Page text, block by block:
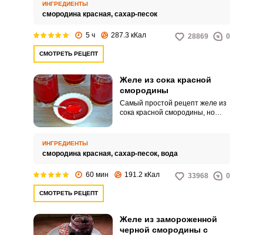
манипуляций не потребуется.
ИНГРЕДИЕНТЫ
смородина красная, сахар-песок
5 ч 287.3 кКал 28869 0
СМОТРЕТЬ РЕЦЕПТ
Желе из сока красной
смородины
Самый простой рецепт желе из
сока красной смородины, но
семейное чаепитие и любую
выпечку.
ИНГРЕДИЕНТЫ
смородина красная, сахар-песок, вода
60 мин 191.2 кКал 33968 0
СМОТРЕТЬ РЕЦЕПТ
Желе из замороженной
черной смородины с